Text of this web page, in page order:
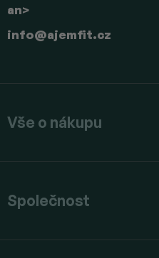
info@ajemfit.cz
an>
Vše o nákupu
Společnost